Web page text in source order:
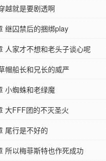
越就是要剧透啊
继囚禁后的捆绑play
人家才不想和老头子谈心呢
帽船长和兄长的威严
小蜘蛛和老绿魔
大FFF团的不灭圣火
尾行是不好的
所以梅菲斯特也作死成功